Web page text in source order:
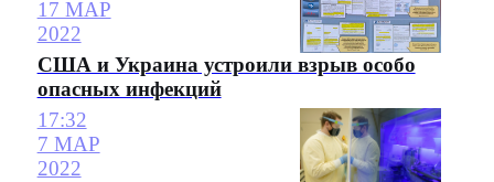
17 МАР
2022
США и Украина устроили взрыв особо
опасных инфекций
17:32
7 МАР
2022